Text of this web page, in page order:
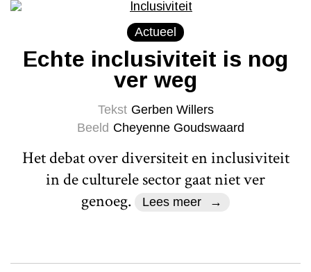
Actueel
Echte inclusiviteit is nog
ver weg
Tekst Gerben Willers
Beeld Cheyenne Goudswaard
Het debat over diversiteit en inclusiviteit
in de culturele sector gaat niet ver
genoeg.
Lees meer